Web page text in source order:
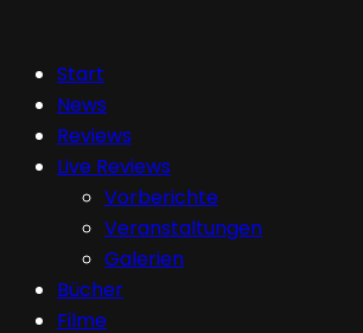
Start
News
Reviews
Live Reviews
Vorberichte
Veranstaltungen
Galerien
Bücher
Filme